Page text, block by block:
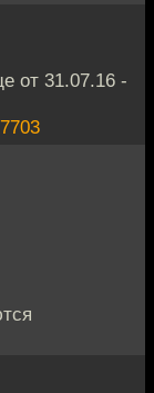
от 31.07.16 -